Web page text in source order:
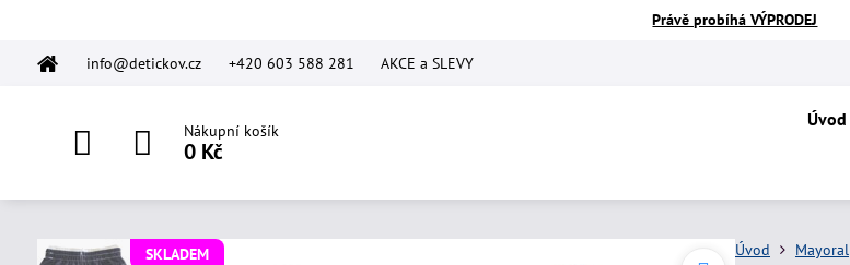
Právě probíhá VÝPRODEJ
info@detickov.cz +420 603 588 281 AKCE a SLEVY
Nákupní košík
0 Kč
Úvod
SKLADEM Úvod Mayoral